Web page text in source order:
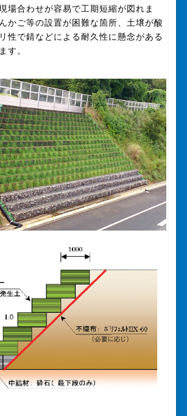
場合わせが容易で工期短縮が図れま
かご等の設置が困難な箇所、土壌が酸
性で錆などによる耐久性に懸念がある
す。